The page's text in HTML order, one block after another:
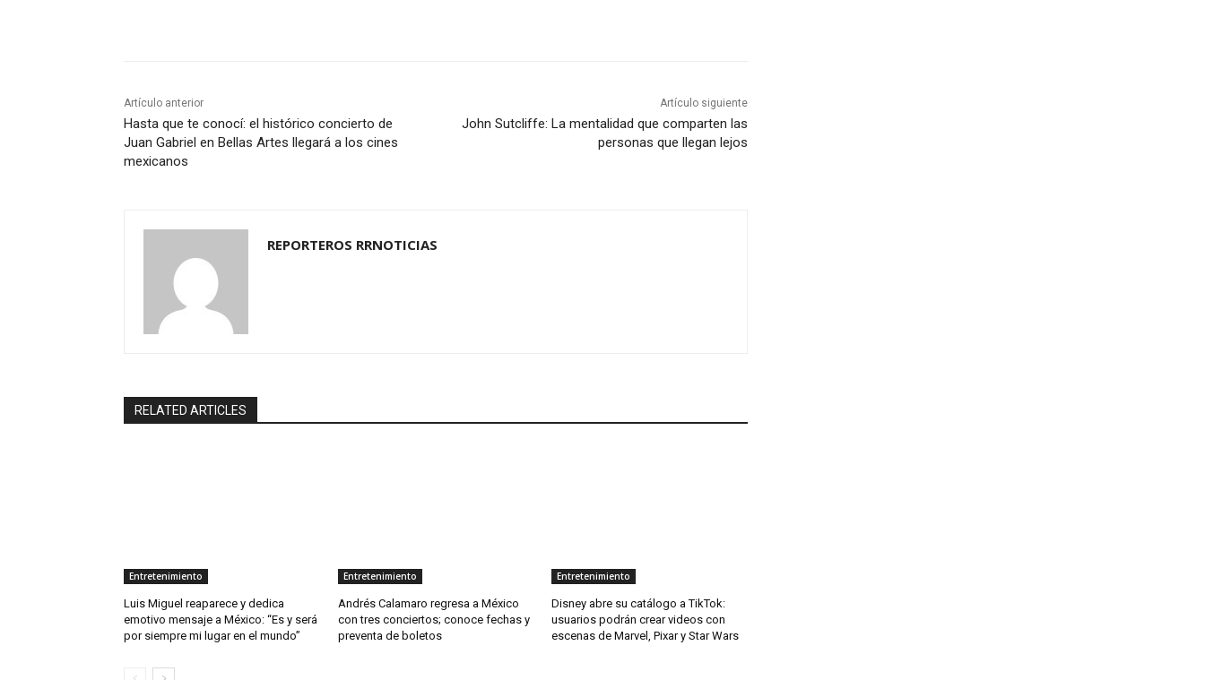
Artículo anterior
Hasta que te conocí: el histórico concierto de
Juan Gabriel en Bellas Artes llegará a los cines
mexicanos
Artículo siguiente
John Sutcliffe: La mentalidad que comparten las
personas que llegan lejos
REPORTEROS RRNOTICIAS
RELATED ARTICLES
Entretenimiento
Luis Miguel reaparece y dedica
emotivo mensaje a México: “Es y será
por siempre mi lugar en el mundo”
Entretenimiento
Andrés Calamaro regresa a México
con tres conciertos; conoce fechas y
preventa de boletos
Entretenimiento
Disney abre su catálogo a TikTok:
usuarios podrán crear videos con
escenas de Marvel, Pixar y Star Wars